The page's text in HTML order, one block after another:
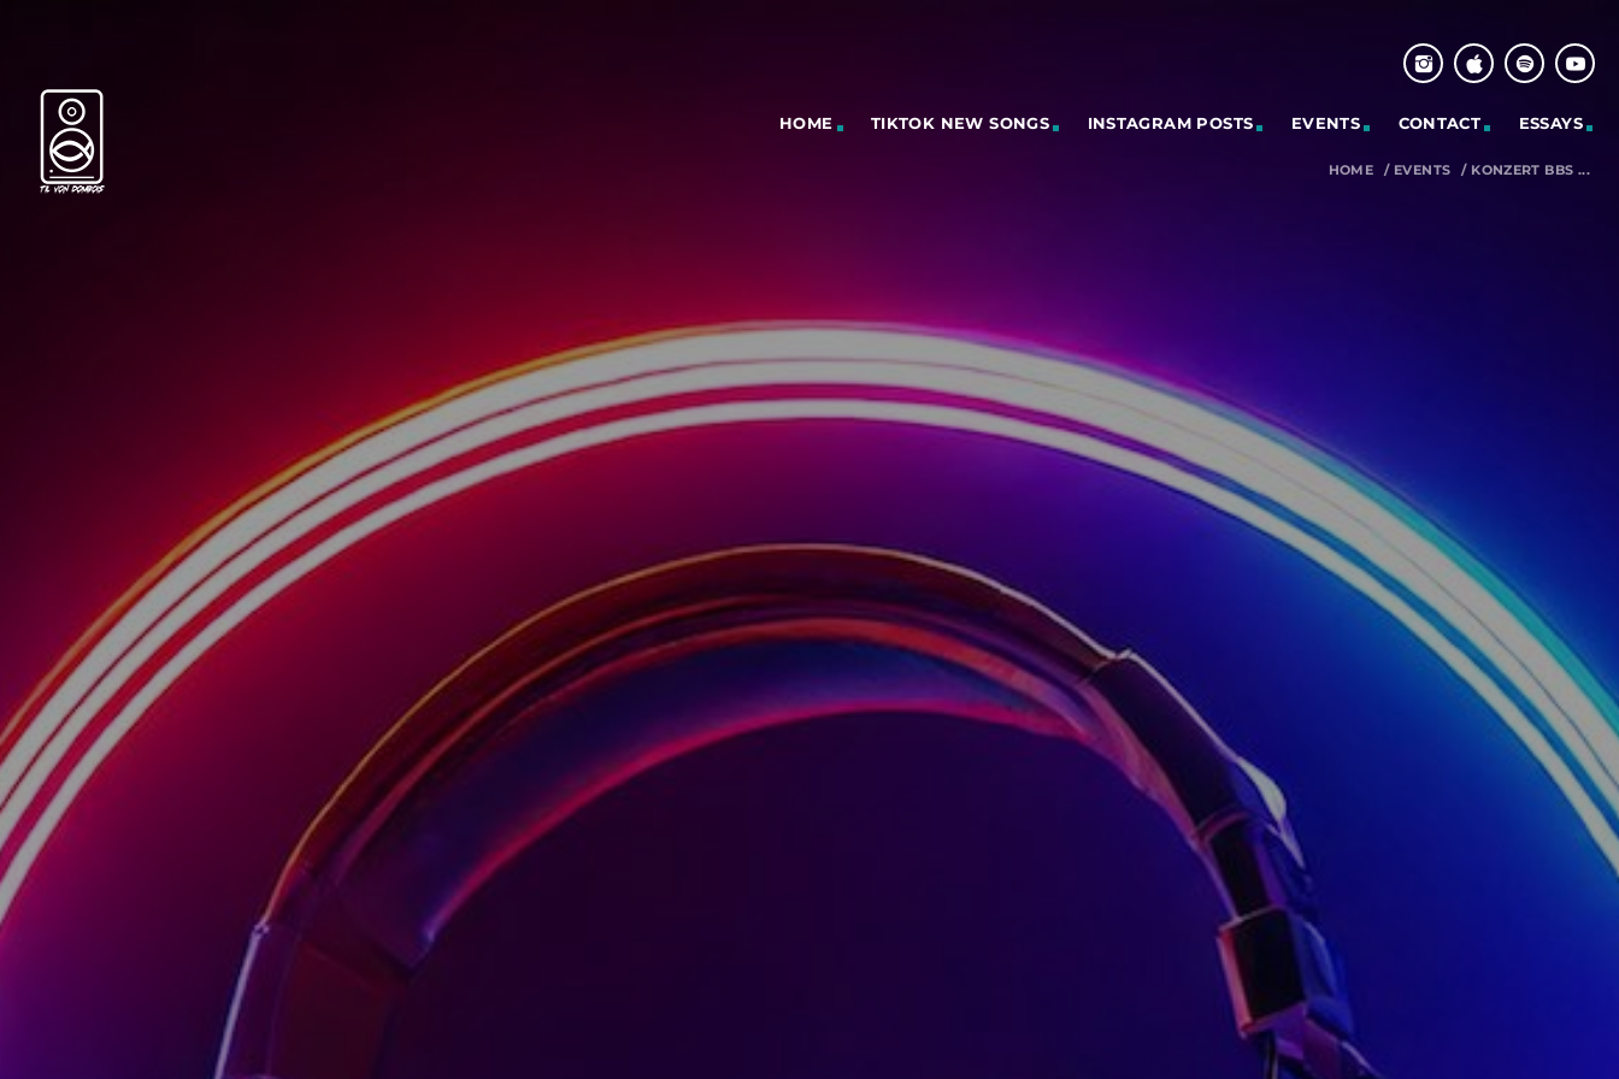
HOME TIKTOK NEW SONGS INSTAGRAM POSTS EVENTS CONTACT ESSAYS
HOME / EVENTS / KONZERT BBS ...